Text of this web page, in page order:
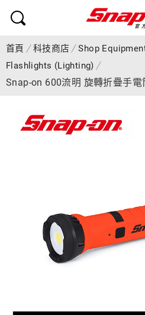
首頁 科技商店 Shop
Flashlights (Lighting)
Snap-on 600流明 旋轉折疊手電